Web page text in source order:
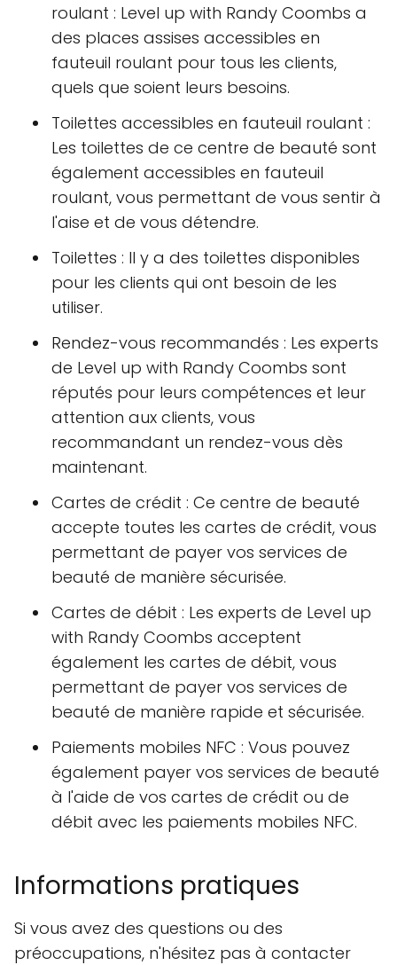
roulant : Level up with Randy Coombs a
des places assises accessibles en
fauteuil roulant pour tous les clients,
quels que soient leurs besoins.
Toilettes accessibles en fauteuil roulant :
Les toilettes de ce centre de beauté sont
également accessibles en fauteuil
roulant, vous permettant de vous sentir à
l'aise et de vous détendre.
Toilettes : Il y a des toilettes disponibles
pour les clients qui ont besoin de les
utiliser.
Rendez-vous recommandés : Les experts
de Level up with Randy Coombs sont
réputés pour leurs compétences et leur
attention aux clients, vous
recommandant un rendez-vous dès
maintenant.
Cartes de crédit : Ce centre de beauté
accepte toutes les cartes de crédit, vous
permettant de payer vos services de
beauté de manière sécurisée.
Cartes de débit : Les experts de Level up
with Randy Coombs acceptent
également les cartes de débit, vous
permettant de payer vos services de
beauté de manière rapide et sécurisée.
Paiements mobiles NFC : Vous pouvez
également payer vos services de beauté
à l'aide de vos cartes de crédit ou de
débit avec les paiements mobiles NFC.
Informations pratiques
Si vous avez des questions ou des
préoccupations, n'hésitez pas à contacter